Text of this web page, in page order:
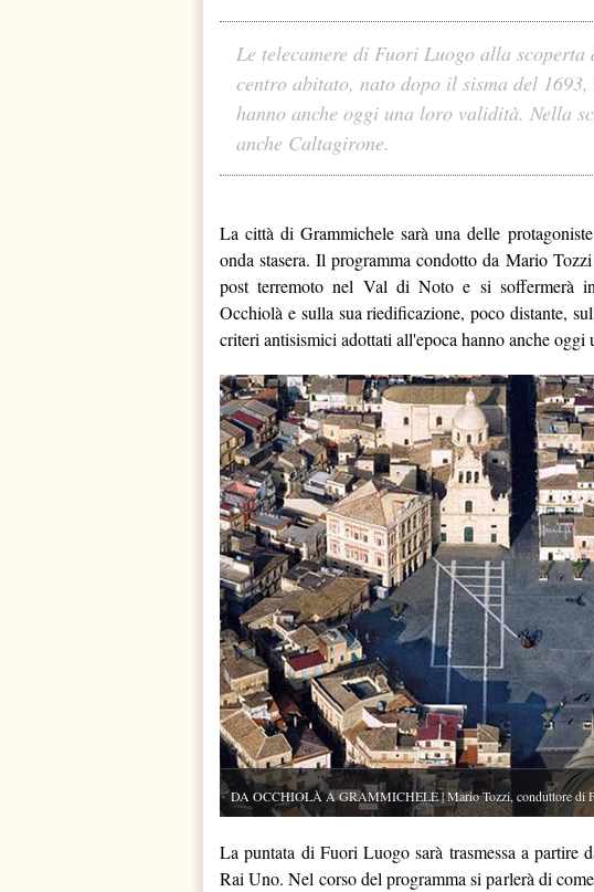
Le telecamere di Fuori Luogo alla
centro abitato, nato dopo il sisma del
hanno anche oggi una loro validità. Nella
anche Caltagirone.
La città di Grammichele sarà una delle
onda stasera. Il programma condotto da Mario
post terremoto nel Val di Noto e si soffermerà
Occhiolà e sulla sua riedificazione, poco distante,
criteri antisismici adottati all'epoca hanno anche oggi
DA OCCHIOLÀ A GRAMMICHELE | Mario Tozzi, conduttore di
La puntata di Fuori Luogo sarà trasmessa a partire
Rai Uno. Nel corso del programma si parlerà di